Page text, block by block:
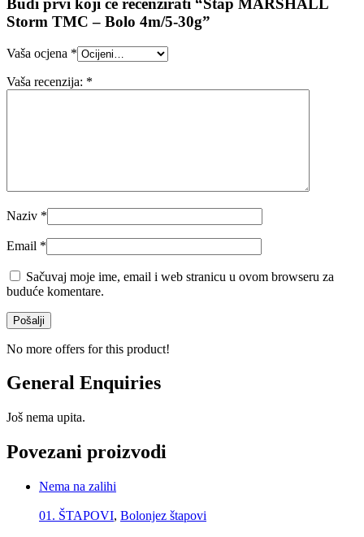
Budi prvi koji će recenzirati “Štap MARSHALL
Storm TMC – Bolo 4m/5-30g”
Vaša ocjena *
Vaša recenzija: *
Naziv *
Email *
Sačuvaj moje ime, email i web stranicu u ovom browseru za
buduće komentare.
No more offers for this product!
General Enquiries
Još nema upita.
Povezani proizvodi
Nema na zalihi
01. ŠTAPOVI, Bolonjez štapovi